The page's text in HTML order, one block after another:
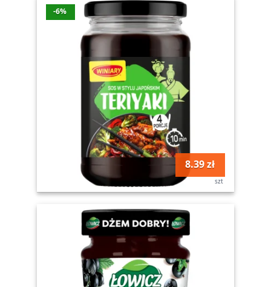
-6%
8.39 zł
szt